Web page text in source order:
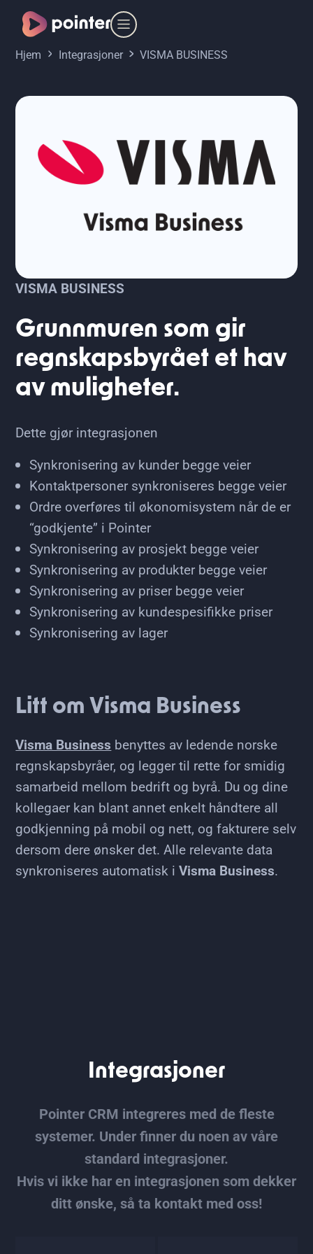
Hjem Integrasjoner VISMA BUSINESS
VISMA BUSINESS
Grunnmuren som gir
regnskapsbyrået et hav
av muligheter.
Dette gjør integrasjonen
Synkronisering av kunder begge veier
Kontaktpersoner synkroniseres begge veier
Ordre overføres til økonomisystem når de er
“godkjente” i Pointer
Synkronisering av prosjekt begge veier
Synkronisering av produkter begge veier
Synkronisering av priser begge veier
Synkronisering av kundespesifikke priser
Synkronisering av lager
Litt om Visma Business
Visma Business benyttes av ledende norske
regnskapsbyråer, og legger til rette for smidig
samarbeid mellom bedrift og byrå. Du og dine
kollegaer kan blant annet enkelt håndtere all
godkjenning på mobil og nett, og fakturere selv
dersom dere ønsker det. Alle relevante data
synkroniseres automatisk iVisma Business.
Integrasjoner
Pointer CRM integreres med de fleste
systemer. Under finner du noen av våre
standard integrasjoner.
Hvis vi ikke har en integrasjonen som dekker
ditt ønske, så ta kontakt med oss!